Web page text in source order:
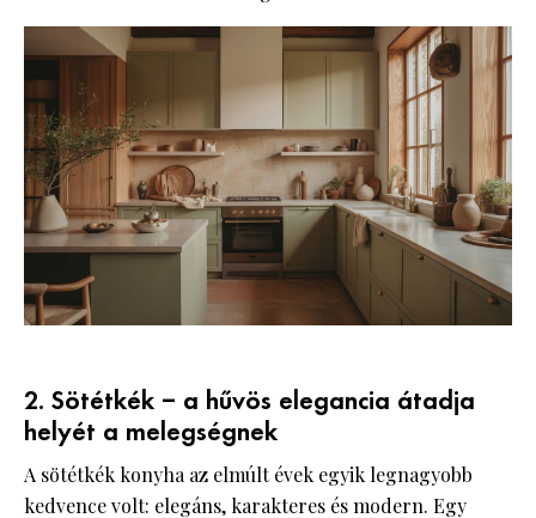
2. Sötétkék – a hűvös elegancia átadja
helyét a melegségnek
A sötétkék konyha az elmúlt évek egyik legnagyobb
kedvence volt: elegáns, karakteres és modern. Egy